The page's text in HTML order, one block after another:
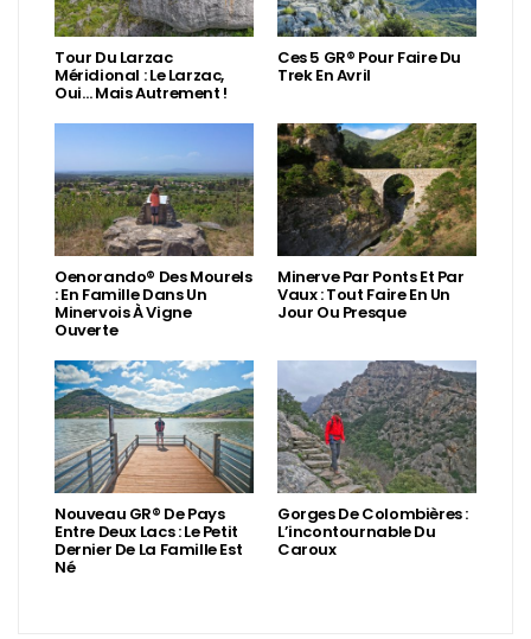
Tour Du Larzac
Méridional : Le Larzac,
Oui… Mais Autrement !
Ces 5 GR® Pour Faire Du
Trek En Avril
Oenorando® Des Mourels
: En Famille Dans Un
Minervois À Vigne
Ouverte
Minerve Par Ponts Et Par
Vaux : Tout Faire En Un
Jour Ou Presque
Nouveau GR® De Pays
Entre Deux Lacs : Le Petit
Dernier De La Famille Est
Né
Gorges De Colombières :
L’incontournable Du
Caroux